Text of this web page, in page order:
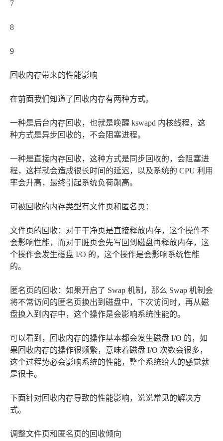
7
8
9
回收内存带来的性能影响
在前面我们知道了回收内存有两种方式。
一种是后台内存回收，也就是唤醒 kswapd 内核线程，这
种方式是异步回收的，不会阻塞进程。
一种是直接内存回收，这种方式是同步回收的，会阻塞进
程，这样就会造成很长时间的延迟，以及系统的 CPU 利用
率会升高，最终引起系统负荷飙高。
可被回收的内存类型有文件页和匿名页：
文件页的回收：对于干净页是直接释放内存，这个操作不
会影响性能，而对于脏页会先写回到磁盘再释放内存，这
个操作会发生磁盘 I/O 的，这个操作是会影响系统性能
的。
匿名页的回收：如果开启了 Swap 机制，那么 Swap 机制会
将不常访问的匿名页换出到磁盘中，下次访问时，再从磁
盘换入到内存中，这个操作是会影响系统性能的。
可以看到，回收内存的操作基本都会发生磁盘 I/O 的，如
果回收内存的操作很频繁，意味着磁盘 I/O 次数会很多，
这个过程势必会影响系统的性能，整个系统给人的感觉就
是很卡。
下面针对回收内存导致的性能影响，说说常见的解决方
式。
调整文件页和匿名页的回收倾向